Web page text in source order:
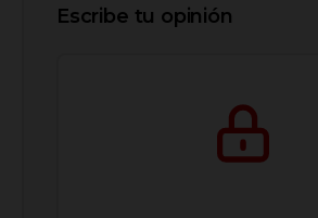
Escribe tu opinión